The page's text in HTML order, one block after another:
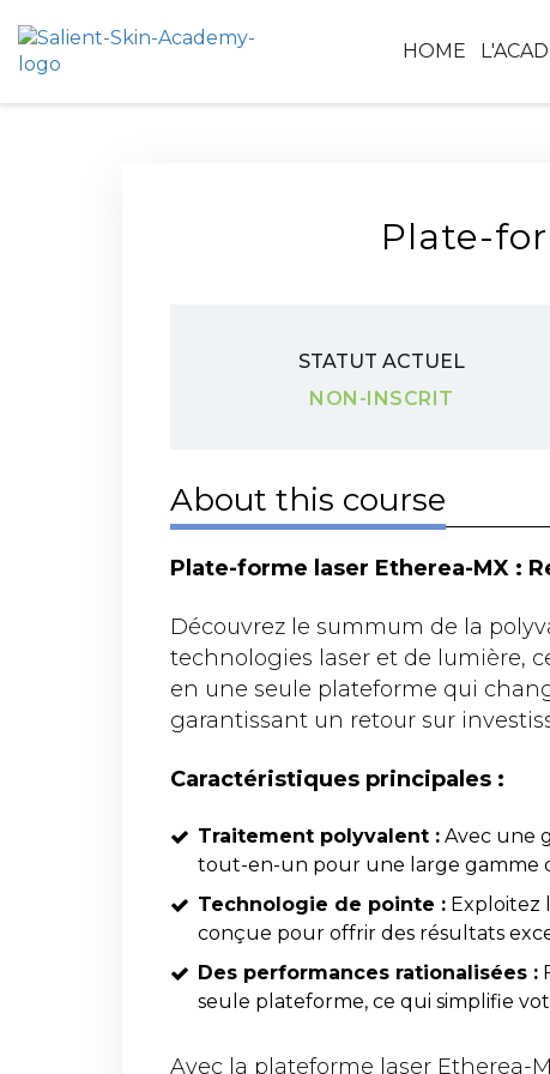
HOME
Plate-
STATUT ACTUEL
NON-INSCRIT
About this course
Plate-forme laser Etherea-MX :
Découvrez le summum de la
technologies laser et de lumière,
en une seule plateforme qui
garantissant un retour sur
Caractéristiques principales :
Traitement polyvalent : Avec une
tout-en-un pour une large gamme
Technologie de pointe : Exploitez
conçue pour offrir des résultats
Des performances rationalisées :
seule plateforme, ce qui simplifie
Avec la plateforme laser Etherea-